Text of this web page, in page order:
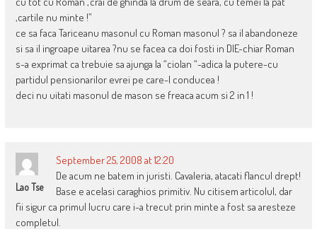
,cartile nu minte !”
ce sa faca Tariceanu masonul cu Roman masonul ? sa il abandoneze
si sa il ingroape uitarea ?nu se facea ca doi fosti in DIE-chiar Roman
s-a exprimat ca trebuie sa ajunga la “ciolan “-adica la putere-cu
partidul pensionarilor evrei pe care-l conducea !
deci nu uitati masonul de mason se freaca acum si 2 in 1 !
Lao Tse
September 25, 2008 at 12:20
De acum ne batem in juristi. Cavaleria, atacati flancul drept!
Base e acelasi caraghios primitiv. Nu citisem articolul, dar
fii sigur ca primul lucru care i-a trecut prin minte a fost sa aresteze
completul.